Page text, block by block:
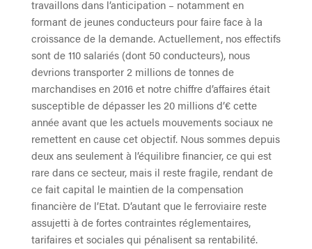
travaillons dans l’anticipation – notamment en
formant de jeunes conducteurs pour faire face à la
croissance de la demande. Actuellement, nos effectifs
sont de 110 salariés (dont 50 conducteurs), nous
devrions transporter 2 millions de tonnes de
marchandises en 2016 et notre chiffre d’affaires était
susceptible de dépasser les 20 millions d’€ cette
année avant que les actuels mouvements sociaux ne
remettent en cause cet objectif. Nous sommes depuis
deux ans seulement à l’équilibre financier, ce qui est
rare dans ce secteur, mais il reste fragile, rendant de
ce fait capital le maintien de la compensation
financière de l’Etat. D’autant que le ferroviaire reste
assujetti à de fortes contraintes réglementaires,
tarifaires et sociales qui pénalisent sa rentabilité.